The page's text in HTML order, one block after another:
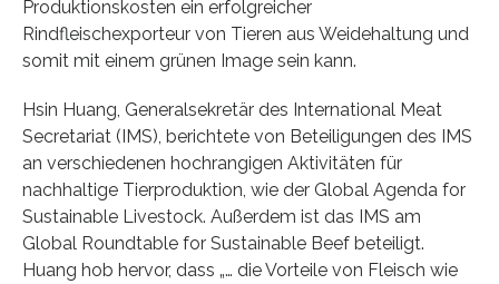
Produktionskosten ein erfolgreicher
Rindfleischexporteur von Tieren aus Weidehaltung und
somit mit einem grünen Image sein kann.
Hsin Huang, Generalsekretär des International Meat
Secretariat (IMS), berichtete von Beteiligungen des IMS
an verschiedenen hochrangigen Aktivitäten für
nachhaltige Tierproduktion, wie der Global Agenda for
Sustainable Livestock. Außerdem ist das IMS am
Global Roundtable for Sustainable Beef beteiligt.
Huang hob hervor, dass „… die Vorteile von Fleisch wie